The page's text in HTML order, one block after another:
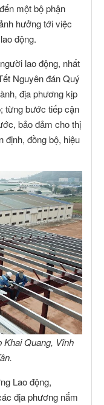
một bộ phận
hưởng tới việc
động.
lao động, nhất
Nguyên đán Quý
địa phương kịp
từng bước tiếp cận
bảo đảm cho thị
định, đồng bộ, hiệu
Khai Quang, Vĩnh
Lao động,
địa phương nắm